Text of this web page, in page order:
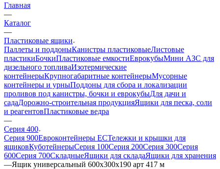
Главная
—
Каталог
—
Пластиковые ящики
Паллеты и поддоныКанистры пластиковыеЛистовые
пластикиБочкиПластиковые емкостиЕврокубыМини АЗС для
дизельного топливаИзотермические
контейнерыКрупногабаритные контейнерыМусорные
контейнеры и урныПоддоны для сбора и локализации
проливов под канистры, бочки и еврокубыДля дачи и
садаДорожно-строительная продукцияЯщики для песка, соли
и реагентовПластиковые ведра
—
Серия 400
Серия 900Евроконтейнеры ЕСТележки и крышки для
ящиковКуботейнерыСерия 100Серия 200Серия 300Серия
600Серия 700СкладныеЯщики для складаЯщики для хранения
—Ящик универсальный 600х300х190 арт 417 м